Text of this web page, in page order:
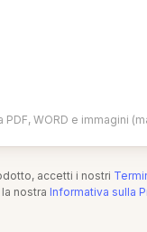
PDF, WORD e immagini
accetti i nostri
la nostra Informativa sulla